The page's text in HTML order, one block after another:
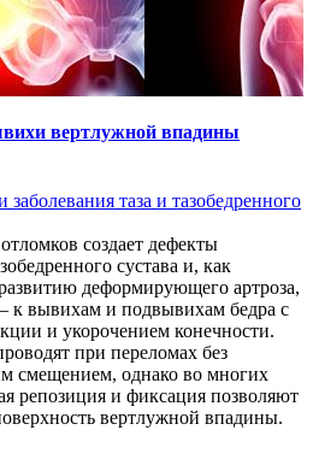
вертлужной впадины
таза и тазобедренного
создает дефекты
сустава и, как
деформирующего артроза,
к вывихам и подвывихам бедра с
и укорочением конечности.
при переломах без
смещением, однако во многих
репозиция и фиксация позволяют
вертлужной впадины.